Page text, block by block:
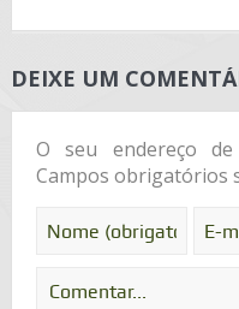
DEIXE UM
O seu endereço
Campos obrigatórios